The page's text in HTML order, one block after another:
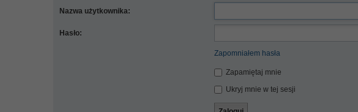
Nazwa użytkownika:
Hasło:
Zapomniałem hasła
Zapamiętaj mnie
Ukryj mnie w tej sesji